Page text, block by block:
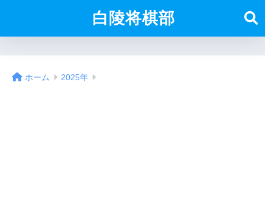
白陵将棋部
ホーム 2025年